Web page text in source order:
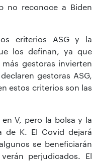
no reconoce a Biden
criterios ASG y la
los definan, ya que
gestoras invierten
gestoras ASG,
estos criterios son las
V, pero la bolsa y la
de K. El Covid dejará
se beneficiarán
perjudicados. El